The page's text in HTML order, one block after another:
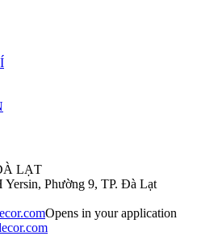
LẠT
Phường 9, TP. Đà Lạt
Opens in your application